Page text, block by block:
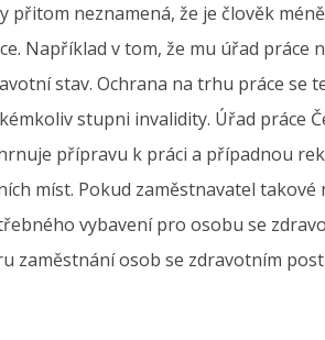
neznamená, že je člověk
Například v tom, že mu úřad práce
stav. Ochrana na trhu práce se
stupni invalidity. Úřad práce
přípravu k práci a případnou
míst. Pokud zaměstnavatel takové
vybavení pro osobu se
zaměstnání osob se zdravotním